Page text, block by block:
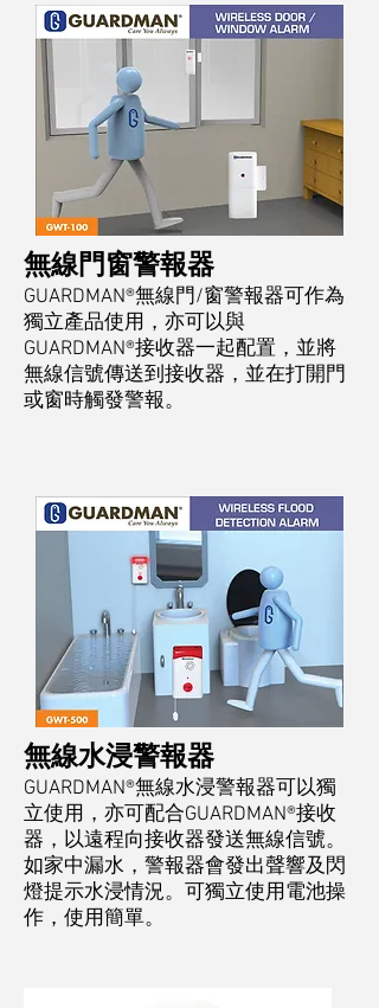
無線門窗警報器
GUARDMAN®無線門/窗警報器可作為
獨立產品使用，亦可以與
GUARDMAN®接收器一起配置，並將
無線信號傳送到接收器，並在打開門
或窗時觸發警報。
無線水浸警報器
GUARDMAN®無線水浸警報器可以獨
立使用，亦可配合GUARDMAN®接收
器，以遠程向接收器發送無線信號。
如家中漏水，警報器會發出聲響及閃
燈提示水浸情況。可獨立使用電池操
作，使用簡單。